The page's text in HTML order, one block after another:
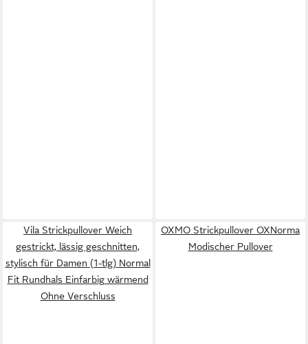
Vila Strickpullover Weich
gestrickt, lässig geschnitten,
stylisch für Damen (1-tlg) Normal
Fit Rundhals Einfarbig wärmend
Ohne Verschluss
OXMO Strickpullover OXNorma
Modischer Pullover